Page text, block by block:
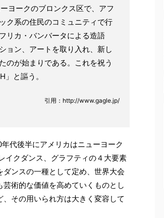
ヨークのブロンクス区で、アフ
ク系の住民のコミュニティで行
リカ・バンバータによる造語
ョン、アートを取り入れ、新し
のが始まりである。これを祝う
と謳う。
引用：http://www.gagle.jp/
代後半にアメリカはニューヨーク
イクダンス、グラフティの４大要素
ンスの一種として定め、世界大会
術的な価値を高めていくものとし
その用いられ方は大きく変容して